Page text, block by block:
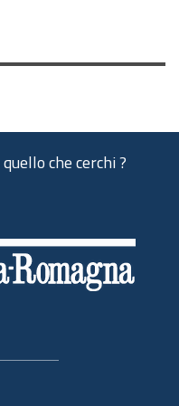
che cerchi ?